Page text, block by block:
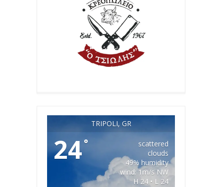
TRIPOLI, GR
24°
scattered
clouds
49% humidity
wind: 1m/s NW
H 24 • L 24